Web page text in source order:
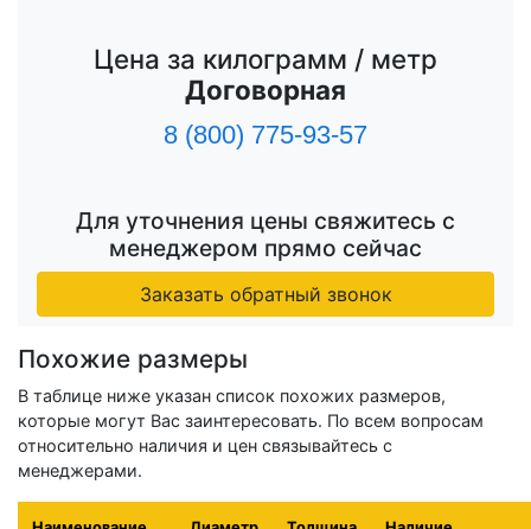
Цена за килограмм / метр
Договорная
8 (800) 775-93-57
Для уточнения цены свяжитесь с
менеджером прямо сейчас
Заказать обратный звонок
Похожие размеры
В таблице ниже указан список похожих размеров,
которые могут Вас заинтересовать. По всем вопросам
относительно наличия и цен связывайтесь с
менеджерами.